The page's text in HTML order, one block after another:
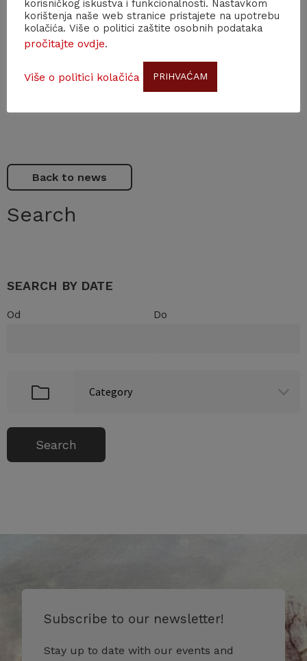
akademik Zvonko Kusić,akademik Zlatan Vrkljan i
tajnica HAZUSara-Sanela Butorac.
Ured za odnose s javnošću i medije HAZU
Back to news
Search
SEARCH BY DATE
Od Do
Subscribe to our newsletter!
Stay up to date with our events and
korisničkog iskustva i funkcionalnosti. Nastavkom
korištenja naše web stranice pristajete na upotrebu
kolačića. Više o politici zaštite osobnih podataka
pročitajte ovdje.
Više o politici kolačića PRIHVAĆAM